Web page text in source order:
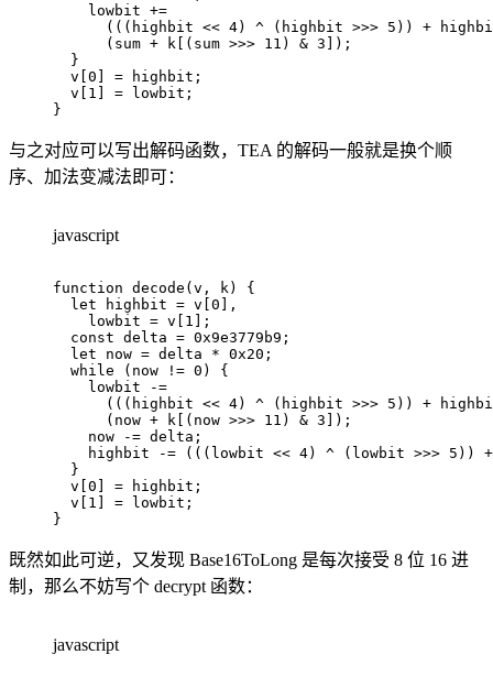
    lowbit
+=
( ( ( highbit << 4) ^ ( highbit >>> 5 ) ) +
( sum + k ( sum >>> 11 ) & 3 ) ;
}
  v
0 = highbit ;
  v
1 = lowbit ;
}
与之对应可以写出解码函数，TEA 的解码一般就是换个顺
序、加法变减法即可：
javascript
function decode ( v , k )
{
let highbit = v 0
,
    lowbit
= v 1
;
const delta = 0x9e3779b9 ;
let now = delta * 0x20 ;
while
( now != 0 )
{
    lowbit
-=
( ( ( highbit << 4) ^ ( highbit >>> 5 ) ) +
( now + k ( now >>> 11 ) & 3 ) ;
    now
-= delta ;
    highbit
-= ( ( ( lowbit << 4) ^ ( lowbit >>> 5 ) )
+
}
  v
0 = highbit ;
  v
1 = lowbit ;
}
既然如此可逆，又发现 Base16ToLong 是每次接受 8 位 16 进
制，那么不妨写个 decrypt 函数：
javascript